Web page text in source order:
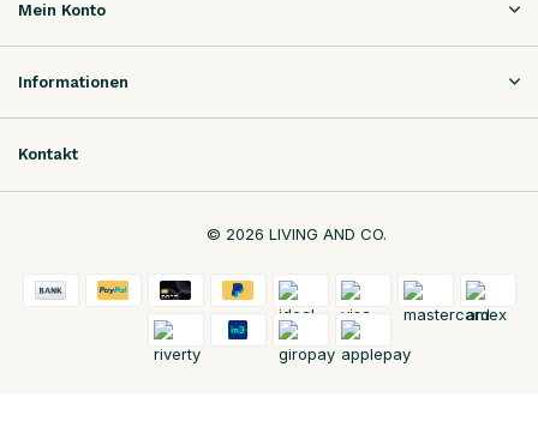
Mein Konto
Informationen
Kontakt
© 2026 LIVING AND CO.